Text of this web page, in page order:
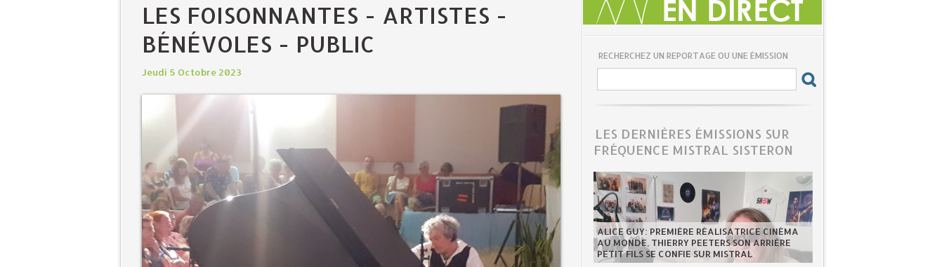
LES FOISONNANTES - ARTISTES -
BÉNÉVOLES - PUBLIC
Jeudi 5 Octobre 2023
RECHERCHEZ UN REPORTAGE OU UNE ÉMISSION
LES DERNIÈRES ÉMISSIONS SUR
FRÉQUENCE MISTRAL SISTERON
ALICE GUY: PREMIÈRE RÉALISATRICE CINÉMA
AU MONDE, THIERRY PEETERS SON ARRIÈRE
PETIT FILS SE CONFIE SUR MISTRAL